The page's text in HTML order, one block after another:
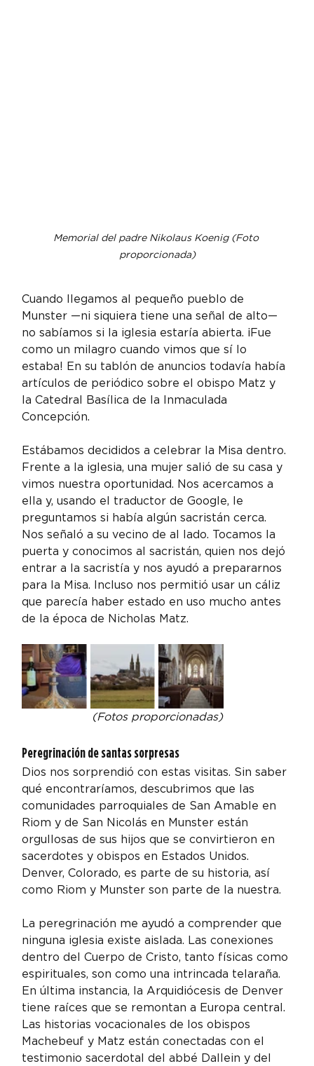
Memorial del padre Nikolaus Koenig (Foto
proporcionada)
Cuando llegamos al pequeño pueblo de
Munster —ni siquiera tiene una señal de alto—
no sabíamos si la iglesia estaría abierta. ¡Fue
como un milagro cuando vimos que sí lo
estaba! En su tablón de anuncios todavía había
artículos de periódico sobre el obispo Matz y
la Catedral Basílica de la Inmaculada
Concepción.
Estábamos decididos a celebrar la Misa dentro.
Frente a la iglesia, una mujer salió de su casa y
vimos nuestra oportunidad. Nos acercamos a
ella y, usando el traductor de Google, le
preguntamos si había algún sacristán cerca.
Nos señaló a su vecino de al lado. Tocamos la
puerta y conocimos al sacristán, quien nos dejó
entrar a la sacristía y nos ayudó a prepararnos
para la Misa. Incluso nos permitió usar un cáliz
que parecía haber estado en uso mucho antes
de la época de Nicholas Matz.
(Fotos proporcionadas)
Peregrinación de santas sorpresas
Dios nos sorprendió con estas visitas. Sin saber
qué encontraríamos, descubrimos que las
comunidades parroquiales de San Amable en
Riom y de San Nicolás en Munster están
orgullosas de sus hijos que se convirtieron en
sacerdotes y obispos en Estados Unidos.
Denver, Colorado, es parte de su historia, así
como Riom y Munster son parte de la nuestra.
La peregrinación me ayudó a comprender que
ninguna iglesia existe aislada. Las conexiones
dentro del Cuerpo de Cristo, tanto físicas como
espirituales, son como una intrincada telaraña.
En última instancia, la Arquidiócesis de Denver
tiene raíces que se remontan a Europa central.
Las historias vocacionales de los obispos
Machebeuf y Matz están conectadas con el
testimonio sacerdotal del abbé Dallein y del